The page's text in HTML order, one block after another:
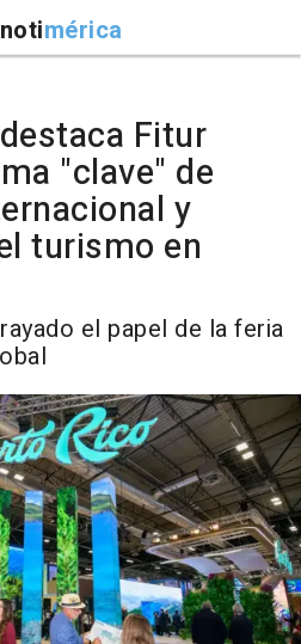
notimérica
Fitur
"clave" de
y
turismo en
el papel de la feria